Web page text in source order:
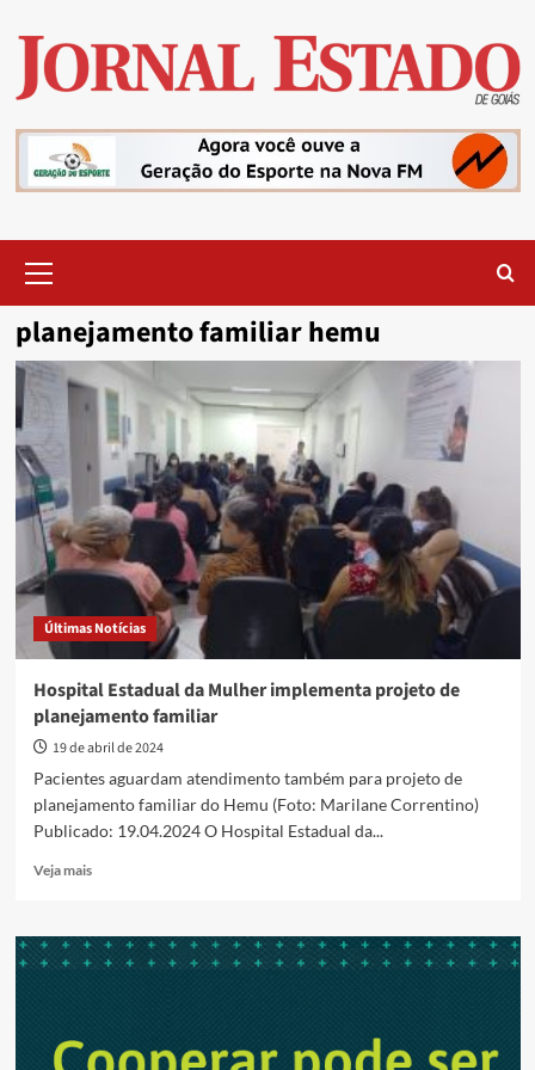
content
Menu
planejamento familiar hemu
Últimas Notícias
Hospital Estadual da Mulher implementa projeto de
planejamento familiar
19 de abril de 2024
Pacientes aguardam atendimento também para projeto de
planejamento familiar do Hemu (Foto: Marilane Correntino)
Publicado: 19.04.2024 O Hospital Estadual da...
Veja maisRead
Hospital
Estadual
projeto